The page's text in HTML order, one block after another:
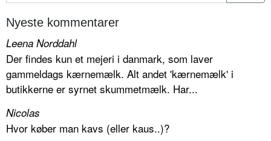
Nyeste kommentarer
Leena Norddahl
Der findes kun et mejeri i danmark, som laver
gammeldags kærnemælk. Alt andet 'kærnemælk' i
butikkerne er syrnet skummetmælk. Har...
Nicolas
Hvor køber man kavs (eller kaus..)?